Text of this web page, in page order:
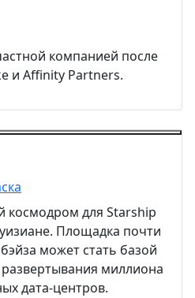
компанией после
и Affinity Partners.
космодром для Starship
Площадка почти
может стать базой
миллиона
дата-центров.